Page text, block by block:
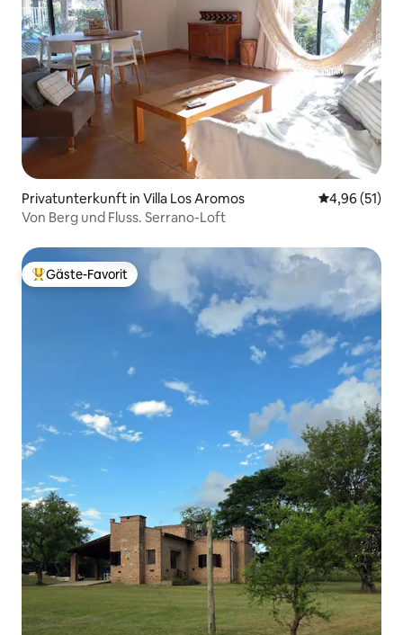
Privatunterkunft in Villa Los Aromos
4,96 (51)
Von Berg und Fluss. Serrano-Loft
Beliebter Gäste-Favorit.
Gäste-Favorit